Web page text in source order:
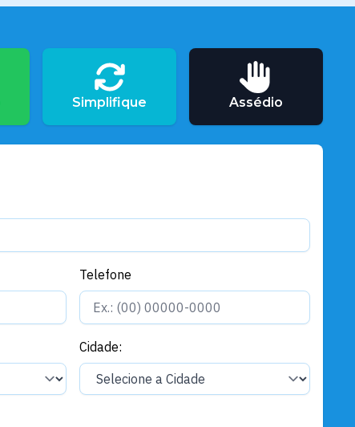
Simplifique Assédio
Telefone
Cidade: